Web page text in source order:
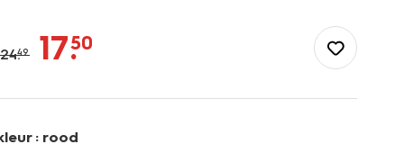
-24.49 17.
50
: rood